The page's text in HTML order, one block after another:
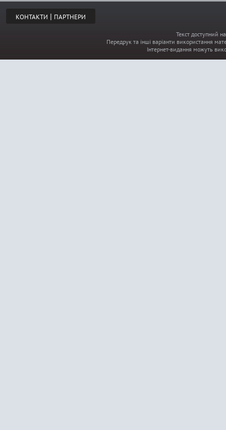
КОНТАКТИ | ПАРТНЕРИ
Текст доступний
Передрук та інші варіанти використання
Інтернет-видання можуть